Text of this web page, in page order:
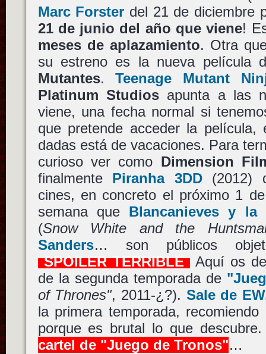
Marc Forster del 21 de diciembre
21 de junio del año que viene!
meses de aplazamiento. Otra
su estreno es la nueva película
Mutantes.Teenage Mutant
Platinum Studiosapunta a las
viene, una fecha normal si
que pretende acceder la
dadas está de vacaciones. Para
curioso ver como Dimension
finalmente Piranha 3DD(2012)
cines, en concreto el próximo 1
semana que Blancanieves y la
(Snow White and the
Sanders… son públicos
SPOILER TERRIBLEAquí os
de la segunda temporada de
of Thrones", 2011-¿?). Sale de
la primera temporada,
porque es brutal lo que
cartel de "Juego de Tronos"…